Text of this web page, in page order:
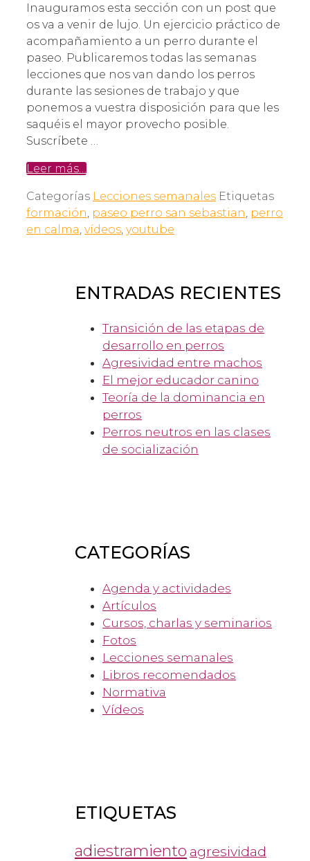
Inauguramos esta sección con un post que
os va a venir de lujo. Un ejercicio práctico de
acompañamiento a un perro durante el
paseo. Publicaremos todas las semanas
lecciones que nos van dando los perros
durante las sesiones de trabajo y que
ponemos a vuestra disposición para que les
saquéis el mayor provecho posible.
Suscríbete …
Leer más…
Categorías Lecciones semanales Etiquetas
formación, paseo perro san sebastian, perro
en calma, vídeos, youtube
ENTRADAS RECIENTES
Transición de las etapas de
desarrollo en perros
Agresividad entre machos
El mejor educador canino
Teoría de la dominancia en
perros
Perros neutros en las clases
de socialización
CATEGORÍAS
Agenda y actividades
Artículos
Cursos, charlas y seminarios
Fotos
Lecciones semanales
Libros recomendados
Normativa
Vídeos
ETIQUETAS
adiestramiento agresividad